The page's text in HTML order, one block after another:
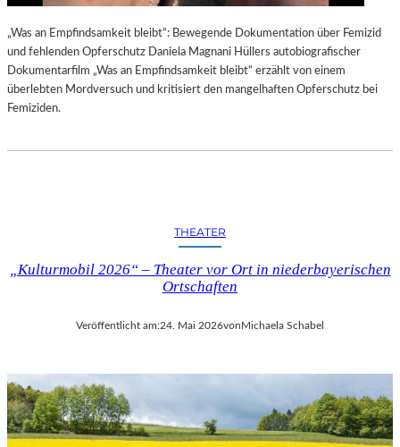
„Was an Empfindsamkeit bleibt“: Bewegende Dokumentation über Femizid
und fehlenden Opferschutz Daniela Magnani Hüllers autobiografischer
Dokumentarfilm „Was an Empfindsamkeit bleibt“ erzählt von einem
überlebten Mordversuch und kritisiert den mangelhaften Opferschutz bei
Femiziden.
THEATER
„Kulturmobil 2026“ – Theater vor Ort in niederbayerischen
Ortschaften
Veröffentlicht am:24. Mai 2026vonMichaela Schabel